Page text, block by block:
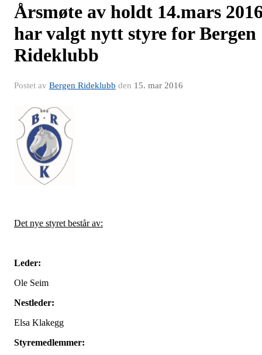
Årsmøte av holdt 14.mars
har valgt nytt styre for Bergen
Rideklubb
Postet av Bergen Rideklubb den 15. mar 2016
Det nye styret består av:
Leder:
Ole Seim
Nestleder:
Elsa Klakegg
Styremedlemmer: